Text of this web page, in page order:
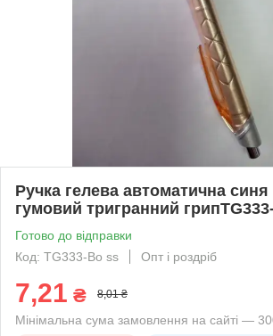
Ручка гелева автоматична
гумовий тригранний
Готово до відправки
Код: TG333-Bо ss
Опт і роздріб
7,21 ₴ 8,01 ₴
Мінімальна сума замовлення на сайті —